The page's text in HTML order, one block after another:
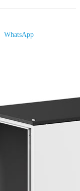
WhatsApp